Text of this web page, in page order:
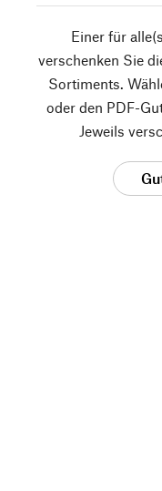
Einer für
verschenken Sie
Sortiments.
oder den PDF-
Jeweils